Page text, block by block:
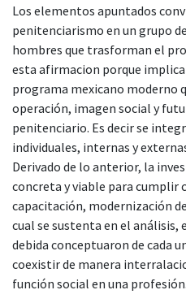
Los elementos apuntados
penitenciarismo en un grupo
hombres que trasforman el
esta afirmacion porque
programa mexicano moderno
operación, imagen social y
penitenciario. Es decir se
individuales, internas y
Derivado de lo anterior, la
concreta y viable para cumplir
capacitación, modernización
cual se sustenta en el análisis,
debida conceptuaron de cada
coexistir de manera
función social en una profesión.